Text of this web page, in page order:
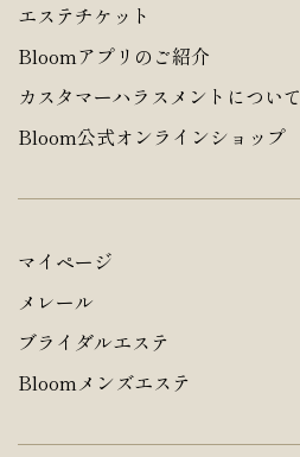
エステチケット
Bloomアプリのご紹介
カスタマーハラスメントについて
Bloom公式オンラインショップ
マイページ
メレール
ブライダルエステ
Bloomメンズエステ